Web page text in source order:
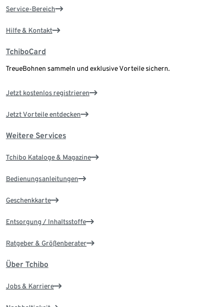
Service-Bereich
Hilfe & Kontakt
TchiboCard
TreueBohnen sammeln und exklusive Vorteile sichern.
Jetzt kostenlos registrieren
Jetzt Vorteile entdecken
Weitere Services
Tchibo Kataloge & Magazine
Bedienungsanleitungen
Geschenkkarte
Entsorgung / Inhaltsstoffe
Ratgeber & Größenberater
Über Tchibo
Jobs & Karriere